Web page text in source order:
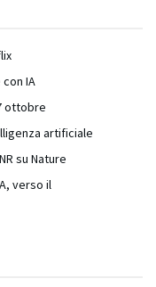
IA
ottobre
artificiale
su Nature
verso il